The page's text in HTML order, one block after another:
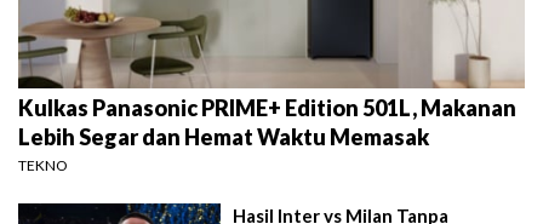
Kulkas Panasonic PRIME+ Edition 501L, Makanan
Lebih Segar dan Hemat Waktu Memasak
TEKNO
Hasil Inter vs Milan Tanpa